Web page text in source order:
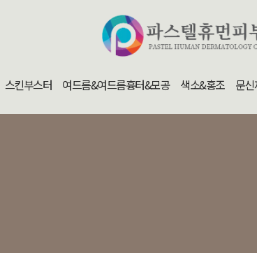
스킨부스터 여드름&여드름흉터&모공 색소&홍조 문